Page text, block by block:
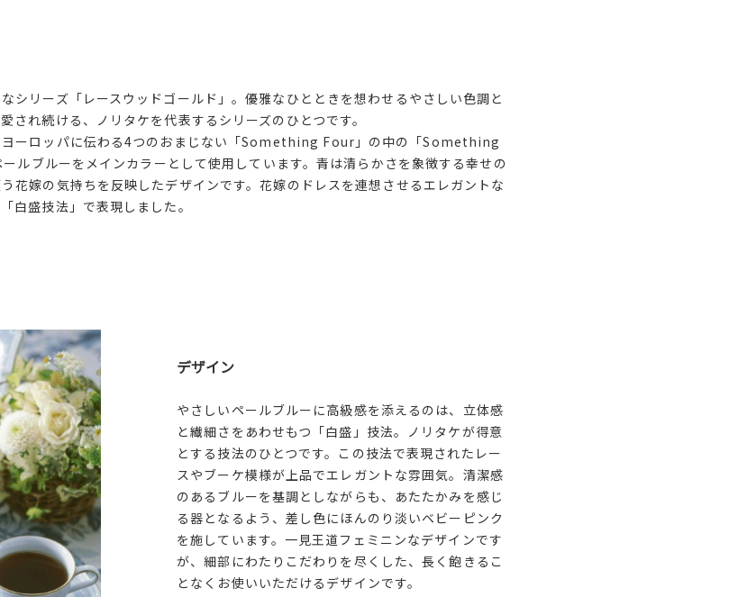
シリーズ「レースウッドゴールド」。優雅なひとときを想わせるやさしい色調と
され続ける、ノリタケを代表するシリーズのひとつです。
ヨーロッパに伝わる4つのおまじない「Something Four」の中の「Something
ルブルーをメインカラーとして使用しています。青は清らかさを象徴する幸せの
花嫁の気持ちを反映したデザインです。花嫁のドレスを連想させるエレガントな
白盛技法」で表現しました。
デザイン
やさしいペールブルーに高級感を添えるのは、立体感
と繊細さをあわせもつ「白盛」技法。ノリタケが得意
とする技法のひとつです。この技法で表現されたレー
スやブーケ模様が上品でエレガントな雰囲気。清潔感
のあるブルーを基調としながらも、あたたかみを感じ
る器となるよう、差し色にほんのり淡いベビーピンク
を施しています。一見王道フェミニンなデザインです
が、細部にわたりこだわりを尽くした、長く飽きるこ
となくお使いいただけるデザインです。